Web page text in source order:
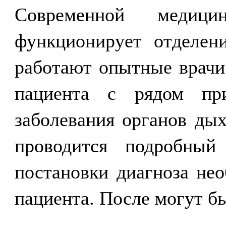
Современной
функционирует
работают опытные
пациента с рядом
заболевания органов
проводится
постановки диагноза
пациента. После могут